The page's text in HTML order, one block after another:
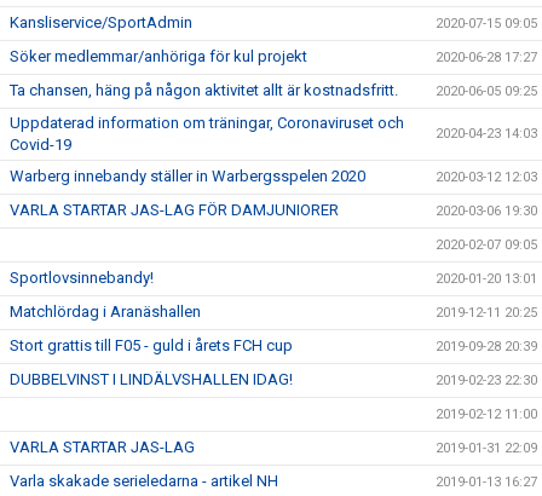
Kansliservice/SportAdmin 2020-07-15 09:05
Söker medlemmar/anhöriga för kul projekt 2020-06-28 17:27
Ta chansen, häng på någon aktivitet allt är kostnadsfritt. 2020-06-05 09:25
Uppdaterad information om träningar, Coronaviruset och
Covid-19
2020-04-23 14:03
Warberg innebandy ställer in Warbergsspelen 2020 2020-03-12 12:03
VARLA STARTAR JAS-LAG FÖR DAMJUNIORER 2020-03-06 19:30
2020-02-07 09:05
Sportlovsinnebandy! 2020-01-20 13:01
Matchlördag i Aranäshallen 2019-12-11 20:25
Stort grattis till F05 - guld i årets FCH cup 2019-09-28 20:39
DUBBELVINST I LINDÄLVSHALLEN IDAG! 2019-02-23 22:30
2019-02-12 11:00
VARLA STARTAR JAS-LAG 2019-01-31 22:09
Varla skakade serieledarna - artikel NH 2019-01-13 16:27